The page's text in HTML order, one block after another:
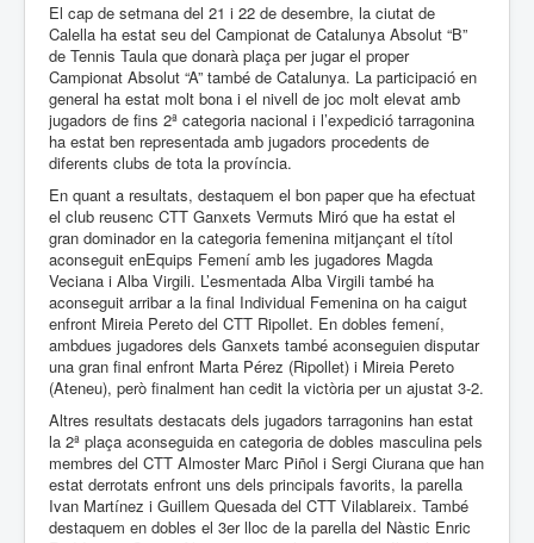
El cap de setmana del 21 i 22 de desembre, la ciutat de
Calella ha estat seu del Campionat de Catalunya Absolut “B”
de Tennis Taula que donarà plaça per jugar el proper
Campionat Absolut “A” també de Catalunya. La participació en
general ha estat molt bona i el nivell de joc molt elevat amb
jugadors de fins 2ª categoria nacional i l’expedició tarragonina
ha estat ben representada amb jugadors procedents de
diferents clubs de tota la província.
En quant a resultats, destaquem el bon paper que ha efectuat
el club reusenc CTT Ganxets Vermuts Miró que ha estat el
gran dominador en la categoria femenina mitjançant el títol
aconseguit enEquips Femení amb les jugadores Magda
Veciana i Alba Virgili. L’esmentada Alba Virgili també ha
aconseguit arribar a la final Individual Femenina on ha caigut
enfront Mireia Pereto del CTT Ripollet. En dobles femení,
ambdues jugadores dels Ganxets també aconseguien disputar
una gran final enfront Marta Pérez (Ripollet) i Mireia Pereto
(Ateneu), però finalment han cedit la victòria per un ajustat 3-2.
Altres resultats destacats dels jugadors tarragonins han estat
la 2ª plaça aconseguida en categoria de dobles masculina pels
membres del CTT Almoster Marc Piñol i Sergi Ciurana que han
estat derrotats enfront uns dels principals favorits, la parella
Ivan Martínez i Guillem Quesada del CTT Vilablareix. També
destaquem en dobles el 3er lloc de la parella del Nàstic Enric